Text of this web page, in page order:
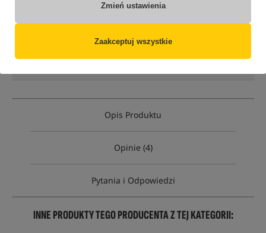
Zmień ustawienia
Zaakceptuj wszystkie
Opis Produktu
Opinie (4)
Pytania i Odpowiedzi
INNE PRODUKTY TEGO PRODUCENTA Z TEJ KATEGORII: